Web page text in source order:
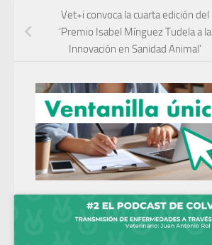
Vet+i convoca la cuarta edición del
‘Premio Isabel Mínguez Tudela a la
Innovación en Sanidad Animal’